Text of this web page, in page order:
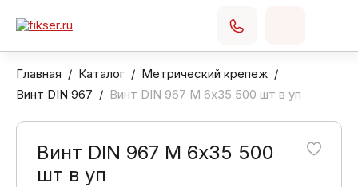
Главная Каталог
Метрический крепеж
Винт DIN 967
Винт DIN 967 М 6х35 500 шт в уп
Винт DIN 967 М 6х35 500
шт в уп